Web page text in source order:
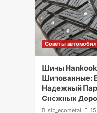
Советы
Шины
Шипованные:
Надежный
Снежных
sib_ecometal